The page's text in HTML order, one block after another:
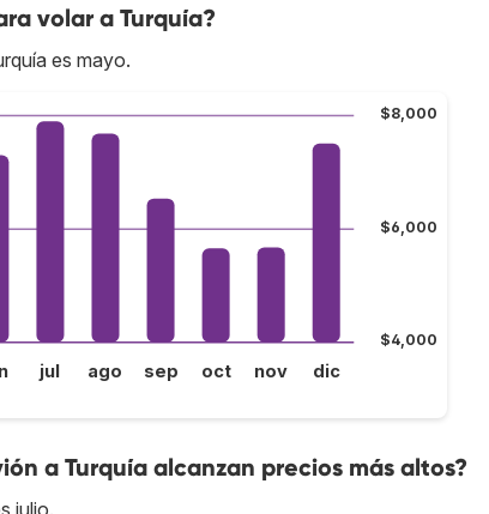
volar a Turquía?
es mayo.
$4,000
$6,000
$8,000
jul ago sep oct nov dic
a Turquía alcanzan precios más altos?